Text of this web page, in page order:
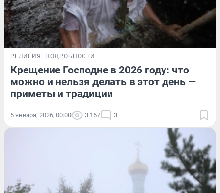
РЕЛИГИЯ ПОДРОБНОСТИ
Крещение Господне в 2026 году: что
можно и нельзя делать в этот день —
приметы и традиции
5 января, 2026, 00:00 3 157 3